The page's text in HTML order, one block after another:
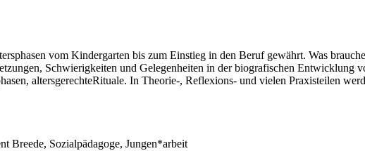
vom Kindergarten bis zum Einstieg in den Beruf gewährt. Was
Schwierigkeiten und Gelegenheiten in der biografischen
altersgerechteRituale. In Theorie-, Reflexions- und vielen Praxisteilen
Breede, Sozialpädagoge, Jungen*arbeit